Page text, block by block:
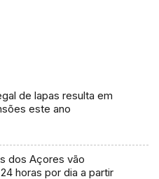
de lapas resulta em
este ano
dos Açores vão
horas por dia a partir